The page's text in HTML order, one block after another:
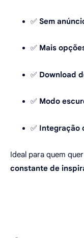
✅ Sem
✅ Mais
✅ Download
✅ Modo
✅ Integração
Ideal para quem
constante de